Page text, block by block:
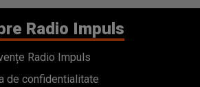
Radio Impuls
Radio Impuls
de confidentialitate